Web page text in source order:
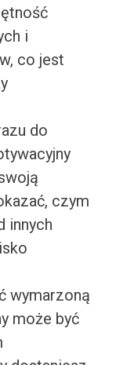
i
co jest
do
czym
innych
wymarzoną
może być